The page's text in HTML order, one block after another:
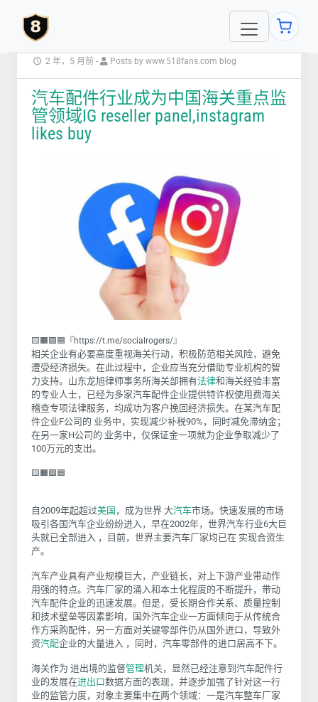
2 年，5 月前 - Posts by www.518fans.com blog
汽车配件行业成为中国海关重点监
管领域IG reseller panel,instagram
likes buy
🟨🟧🟩🟦『https://t.me/socialrogers/』
相关企业有必要高度重视海关行动，积极防范相关风险，避免
遭受经济损失。在此过程中，企业应当充分借助专业机构的智
力支持。山东龙旭律师事务所海关部拥有法律和海关经验丰富
的专业人士，已经为多家汽车配件企业提供特许权使用费海关
稽查专项法律服务，均成功为客户挽回经济损失。在某汽车配
件企业F公司的 业务中，实现减少补税90%，同时减免滞纳金；
在另一家H公司的 业务中，仅保证金一项就为企业争取减少了
100万元的支出。
🟨🟧🟩🟦
自2009年起超过美国 ，成为世界 大汽车市场。快速发展的市场
吸引各国汽车企业纷纷进入，早在2002年，世界汽车行业6大巨
头就已全部进入 ，目前，世界主要汽车厂家均已在 实现合资生
产。
汽车产业具有产业规模巨大，产业链长，对上下游产业带动作
用强的特点。汽车厂家的涌入和本土化程度的不断提升，带动
汽车配件企业的迅速发展。但是，受长期合作关系、质量控制
和技术壁垒等因素影响，国外汽车企业一方面倾向于从传统合
作方采购配件，另一方面对关键零部件仍从国外进口，导致外
资汽配企业的大量进入 ，同时，汽车零部件的进口居高不下。
海关作为 进出境的监督管理机关，显然已经注意到汽车配件行
业的发展在进出口数据方面的表现，并逐步加强了针对这一行
业的监管力度，对象主要集中在两个领域：一是汽车整车厂家